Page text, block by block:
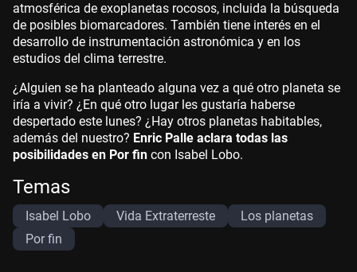
atmosférica de exoplanetas rocosos, incluida la búsqueda
de posibles biomarcadores. También tiene interés en el
desarrollo de instrumentación astronómica y en los
estudios del clima terrestre.
¿Alguien se ha planteado alguna vez a qué otro planeta se
iría a vivir? ¿En qué otro lugar les gustaría haberse
despertado este lunes? ¿Hay otros planetas habitables,
además del nuestro? Enric Palle aclara todas las
posibilidades en Por fin con Isabel Lobo.
Temas
Isabel Lobo Vida Extraterreste
Los planetas
Por fin